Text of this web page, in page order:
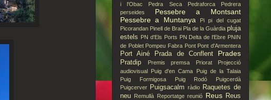
i l'Obac
Pedra Seca Pedraforca
Pedrera
perseides
Pessebre a Montsant
Pessebre a Muntanya
Pi
pi del cugat
Picorandan Pinell de Brai Pla de la Guàrdia pluja
estels PN d'Els Ports PN Delta de l'Ebre PNIN
de Poblet Pompeu Fabra Pont Pont d'Armentera
Port Ainé Prada de Conflent Prades
Pratdip Premis premsa Priorat
Projecció
audiovisual Puig d'en Cama
Puig de la Talaia
Puig Formigosa
Puig Rodó
Puigcerdà
Puigcerver Puigsacalm ràdio Raquetes de
neu Remullà Reportatge reunió Reus Reus